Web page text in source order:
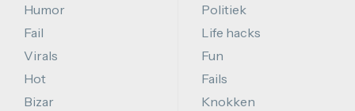
Humor
Fail
Virals
Hot
Bizar
Politiek
Life hacks
Fun
Fails
Knokken